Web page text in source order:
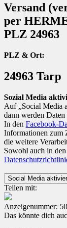
Versand
per
PLZ 24963
PLZ & Ort:
24963 Tarp
Sozial Media
Auf „Social Media
dann werden
In den Facebook-
Informationen zum
die weitere
Sowohl auch in den
Teilen mit:
Anzeigenummer:
Das könnte dich